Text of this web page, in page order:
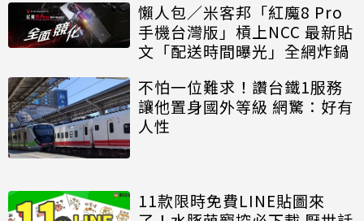
懶人包／米客邦「紅魔8 Pro
手機台灣版」槓上NCC 最新貼
文「配送時間曝光」全網炸鍋
不怕一位難求！讚台鐵1服務
讓他置身國外等級 網驚：好有
人性
11款限時免費LINE貼圖來